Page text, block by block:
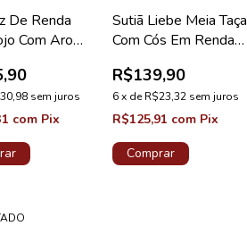
De Renda
Com Aro
sem juros
com Pix
Sutiã Liebe Meia Taça
Com Cós Em Renda
R$139,90
6 x deR$23,32 sem juros
R$125,91 com Pix
Comprar